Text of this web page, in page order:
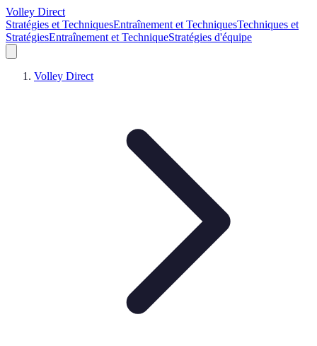
Volley Direct
Stratégies et TechniquesEntraînement et TechniquesTechniques et
StratégiesEntraînement et TechniqueStratégies d'équipe
Volley Direct